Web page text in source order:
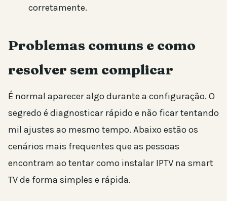
corretamente.
Problemas comuns e como
resolver sem complicar
É normal aparecer algo durante a configuração. O
segredo é diagnosticar rápido e não ficar tentando
mil ajustes ao mesmo tempo. Abaixo estão os
cenários mais frequentes que as pessoas
encontram ao tentar como instalar IPTV na smart
TV de forma simples e rápida.